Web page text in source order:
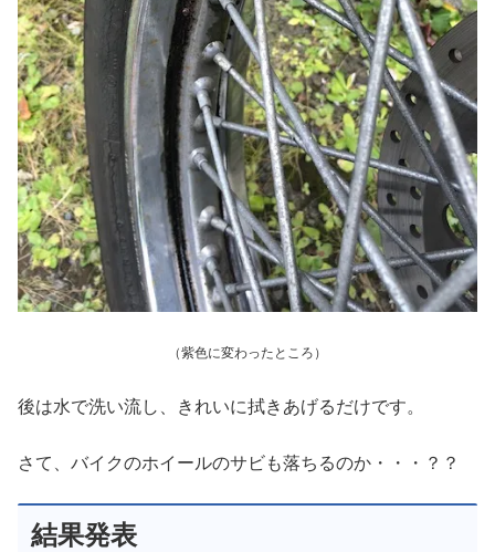
（紫色に変わったところ）
後は水で洗い流し、きれいに拭きあげるだけです。
さて、バイクのホイールのサビも落ちるのか・・・？？
結果発表